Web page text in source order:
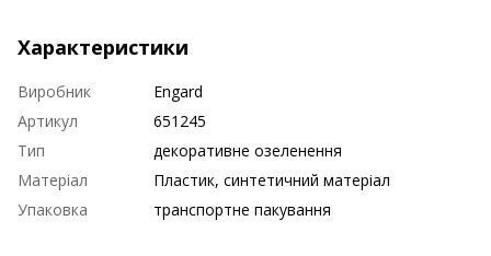
Характеристики
Виробник
Engard
Артикул
651245
Тип
декоративне озеленення
Матеріал
Пластик, синтетичний матеріал
Упаковка
транспортне пакування